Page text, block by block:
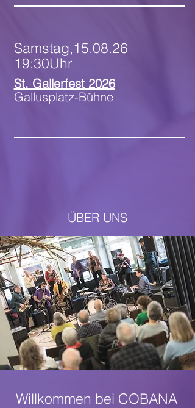
Samstag,15.08.26
19:30Uhr
St. Gallerfest 2026
Gallusplatz-Bühne
ÜBER UNS
Willkommen bei COBANA